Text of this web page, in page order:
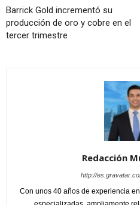
Barrick Gold incrementó su
producción de oro y cobre en el
tercer trimestre
Redacción
http://
Con unos 40 años de experiencia